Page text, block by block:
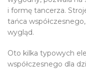
i formę tancerza.
tańca
wygląd.
Oto kilka typowych
współczesnego dla